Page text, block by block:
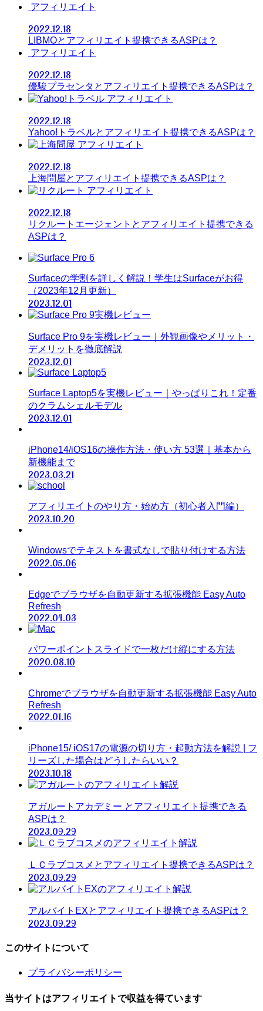
アフィリエイト
2022.12.18
LIBMOとアフィリエイト提携できるASPは？
アフィリエイト
2022.12.18
優駿プラセンタとアフィリエイト提携できるASPは？
アフィリエイト
2022.12.18
Yahoo!トラベルとアフィリエイト提携できるASPは？
アフィリエイト
2022.12.18
上海問屋とアフィリエイト提携できるASPは？
アフィリエイト
2022.12.18
リクルートエージェントとアフィリエイト提携できる
ASPは？
Surfaceの学割を詳しく解説！学生はSurfaceがお得
（2023年12月更新）
2023.12.01
Surface Pro 9を実機レビュー｜外観画像やメリット・
デメリットを徹底解説
2023.12.01
Surface Laptop5を実機レビュー｜やっぱりこれ！定番
のクラムシェルモデル
2023.12.01
iPhone14/iOS16の操作方法・使い方 53選｜基本から
新機能まで
2023.03.21
アフィリエイトのやり方・始め方（初心者入門編）
2023.10.20
Windowsでテキストを書式なしで貼り付けする方法
2022.05.06
Edgeでブラウザを自動更新する拡張機能 Easy Auto
Refresh
2022.04.03
パワーポイントスライドで一枚だけ縦にする方法
2020.08.10
Chromeでブラウザを自動更新する拡張機能 Easy Auto
Refresh
2022.01.16
iPhone15/ iOS17の電源の切り方・起動方法を解説 | フ
リーズした場合はどうしたらいい？
2023.10.18
アガルートアカデミー とアフィリエイト提携できる
ASPは？
2023.09.29
ＬＣラブコスメとアフィリエイト提携できるASPは？
2023.09.29
アルバイトEXとアフィリエイト提携できるASPは？
2023.09.29
このサイトについて
プライバシーポリシー
当サイトはアフィリエイトで収益を得ています